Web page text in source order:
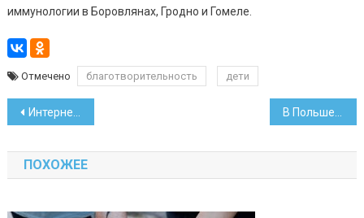
иммунологии в Боровлянах, Гродно и Гомеле.
Отмечено благотворительность дети
Навигация
по
записям
Интернет-магазин одежды и обуви Lamoda сменил владельцев
ПОХОЖЕЕ